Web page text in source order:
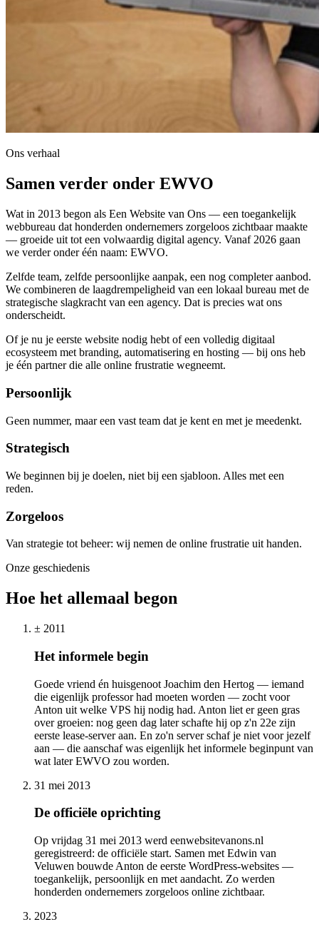
Ons verhaal
Samen verder onder EWVO
Wat in 2013 begon als Een Website van Ons — een toegankelijk
webbureau dat honderden ondernemers zorgeloos zichtbaar maakte
— groeide uit tot een volwaardig digital agency. Vanaf 2026 gaan
we verder onder één naam: EWVO.
Zelfde team, zelfde persoonlijke aanpak, een nog completer aanbod.
We combineren de laagdrempeligheid van een lokaal bureau met de
strategische slagkracht van een agency. Dat is precies wat ons
onderscheidt.
Of je nu je eerste website nodig hebt of een volledig digitaal
ecosysteem met branding, automatisering en hosting — bij ons heb
je één partner die alle online frustratie wegneemt.
Persoonlijk
Geen nummer, maar een vast team dat je kent en met je meedenkt.
Strategisch
We beginnen bij je doelen, niet bij een sjabloon. Alles met een
reden.
Zorgeloos
Van strategie tot beheer: wij nemen de online frustratie uit handen.
Onze geschiedenis
Hoe het allemaal begon
± 2011
Het informele begin
Goede vriend én huisgenoot Joachim den Hertog — iemand
die eigenlijk professor had moeten worden — zocht voor
Anton uit welke VPS hij nodig had. Anton liet er geen gras
over groeien: nog geen dag later schafte hij op z'n 22e zijn
eerste lease-server aan. En zo'n server schaf je niet voor jezelf
aan — die aanschaf was eigenlijk het informele beginpunt van
wat later EWVO zou worden.
31 mei 2013
De officiële oprichting
Op vrijdag 31 mei 2013 werd eenwebsitevanons.nl
geregistreerd: de officiële start. Samen met Edwin van
Veluwen bouwde Anton de eerste WordPress-websites —
toegankelijk, persoonlijk en met aandacht. Zo werden
honderden ondernemers zorgeloos online zichtbaar.
2023